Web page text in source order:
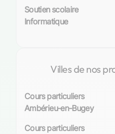
Soutien scolaire
Informatique
Villes de nos
Cours particuliers
Ambérieu-en-Bugey
Cours particuliers